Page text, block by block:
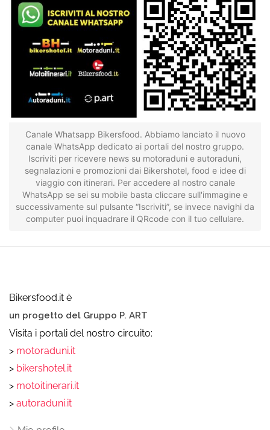
Canale Whatsapp Bikersfood. Abbiamo lanciato il nuovo
canale WhatsApp dedicato ai portali del nostro gruppo.
Iscriviti per ricevere news su motoraduni e autoraduni,
segnalazioni e promozioni dai Bikershotel, food e idee di
viaggio con itinerari. Per accedere al nostro canale
WhatsApp se sei su mobile basta cliccare sull'immagine e
successivamente sul pulsante “Iscriviti”, se invece navighi da
computer puoi inquadrare il QRcode con il tuo cellulare.
Bikersfood.it è
un progetto del Gruppo P. ART
Visita i portali del nostro circuito:
> motoraduni.it
> bikershotel.it
> motoitinerari.it
> autoraduni.it